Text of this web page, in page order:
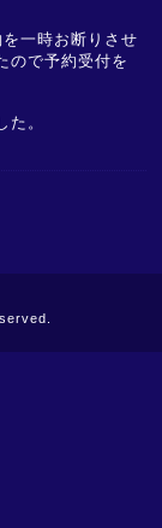
一時お断りさせ
ので予約受付を
。